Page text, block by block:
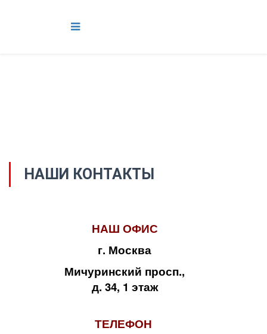
НАШИ КОНТАКТЫ
НАШ ОФИС
г. Москва
Мичуринский просп.,
д. 34, 1 этаж
ТЕЛЕФОН